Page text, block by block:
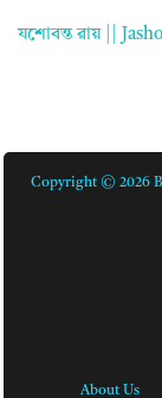
যশোবন্ত রায় ||
Copyright © 2026
About Us